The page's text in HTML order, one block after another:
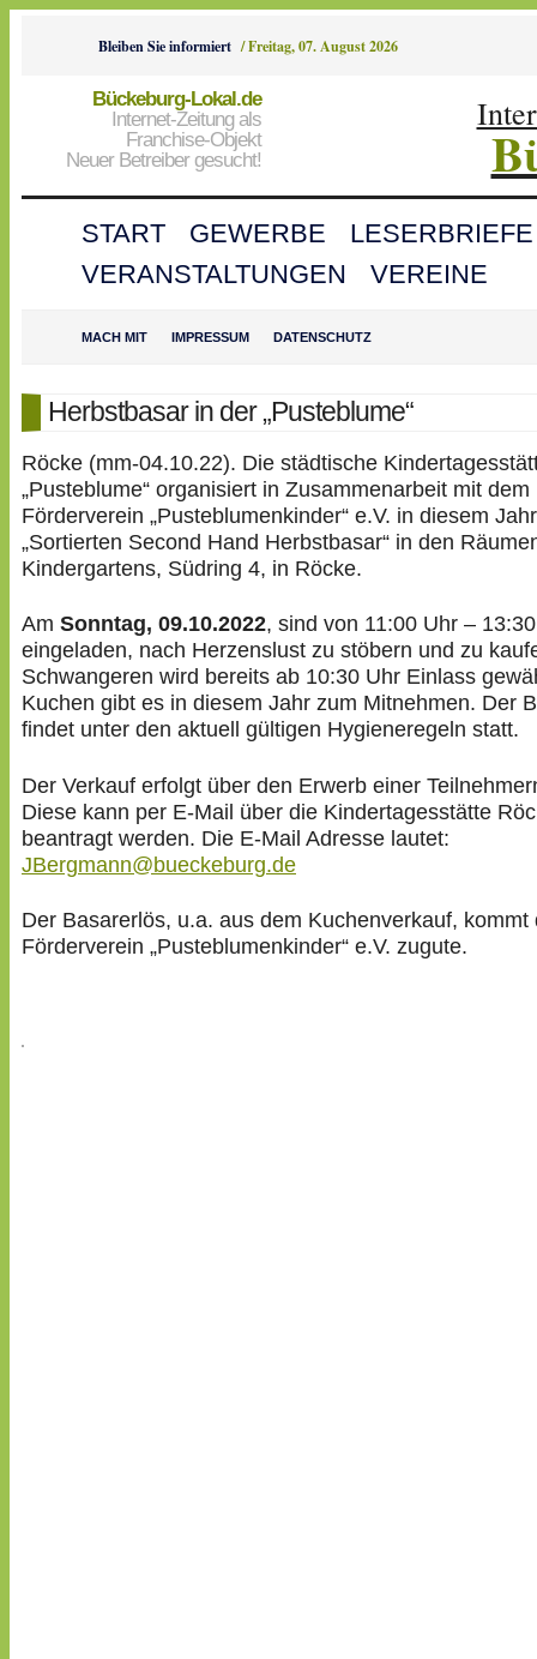
Bleiben Sie informiert /Freitag, 07. August 2026
Bückeburg-Lokal.de
Internet-Zeitung als
Franchise-Objekt
Neuer Betreiber gesucht!
START GEWERBE
LESERBRIEFE
VERANSTALTUNGEN
VEREINE
MACH MIT IMPRESSUM DATENSCHUTZ
Herbstbasar in der „Pusteblume“
Röcke (mm-04.10.22). Die städtische
„Pusteblume“ organisiert in Zusammenarbeit mit dem
Förderverein „Pusteblumenkinder“ e.V. in diesem
„Sortierten Second Hand Herbstbasar“ in den
Kindergartens, Südring 4, in Röcke.
Am Sonntag, 09.10.2022, sind von 11:00 Uhr –
eingeladen, nach Herzenslust zu stöbern und zu
Schwangeren wird bereits ab 10:30 Uhr Einlass
Kuchen gibt es in diesem Jahr zum Mitnehmen. Der
findet unter den aktuell gültigen Hygieneregeln statt.
Der Verkauf erfolgt über den Erwerb einer
Diese kann per E-Mail über die Kindertagesstätte
beantragt werden. Die E-Mail Adresse lautet:
JBergmann@bueckeburg.de
Der Basarerlös, u.a. aus dem Kuchenverkauf, kommt
Förderverein „Pusteblumenkinder“ e.V. zugute.